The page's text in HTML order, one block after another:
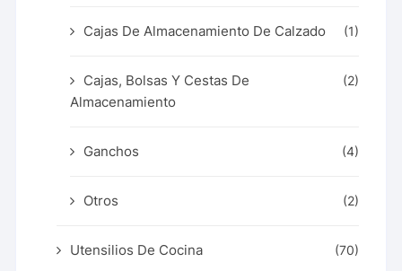
Cajas De Almacenamiento De Calzado (1)
Cajas, Bolsas Y Cestas De
Almacenamiento
(2)
Ganchos (4)
Otros (2)
Utensilios De Cocina (70)